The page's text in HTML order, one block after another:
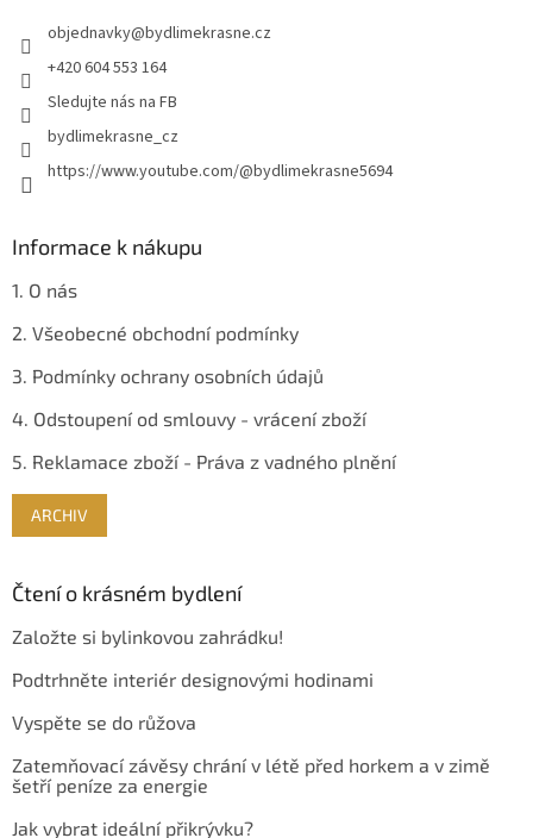
objednavky@bydlimekrasne.cz
+420 604 553 164
Sledujte nás na FB
bydlimekrasne_cz
https://www.youtube.com/@bydlimekrasne5694
Informace k nákupu
1. O nás
2. Všeobecné obchodní podmínky
3. Podmínky ochrany osobních údajů
4. Odstoupení od smlouvy - vrácení zboží
5. Reklamace zboží - Práva z vadného plnění
ARCHIV
Čtení o krásném bydlení
Založte si bylinkovou zahrádku!
Podtrhněte interiér designovými hodinami
Vyspěte se do růžova
Zatemňovací závěsy chrání v létě před horkem a v zimě
šetří peníze za energie
Jak vybrat ideální přikrývku?